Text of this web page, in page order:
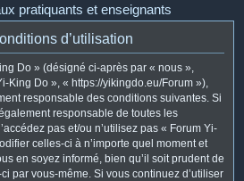
pratiquants et enseignants
d’utilisation
Do » (désigné ci-après par « nous »,
King Do », « https://yikingdo.eu/Forum »),
responsable des conditions suivantes. Si
responsable de toutes les
pas et/ou n’utilisez pas « Forum Yi-
celles-ci à n’importe quel moment et
en soyez informé, bien qu’il soit prudent de
par vous-même. Si vous continuez d’utiliser